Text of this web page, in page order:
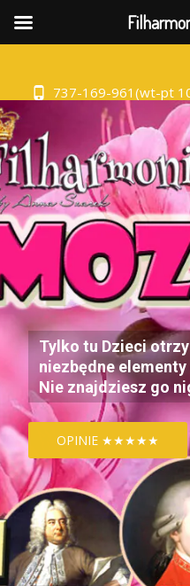
737-169-961(wt-pt
Tylko tu Dzieci
niezbędne
Nie znajdziesz go
OPINIE ★★★★★